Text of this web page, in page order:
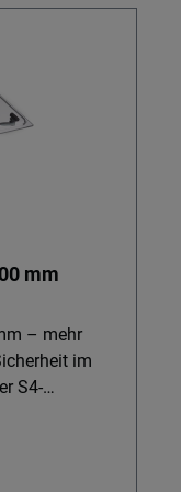
mm
– mehr
im